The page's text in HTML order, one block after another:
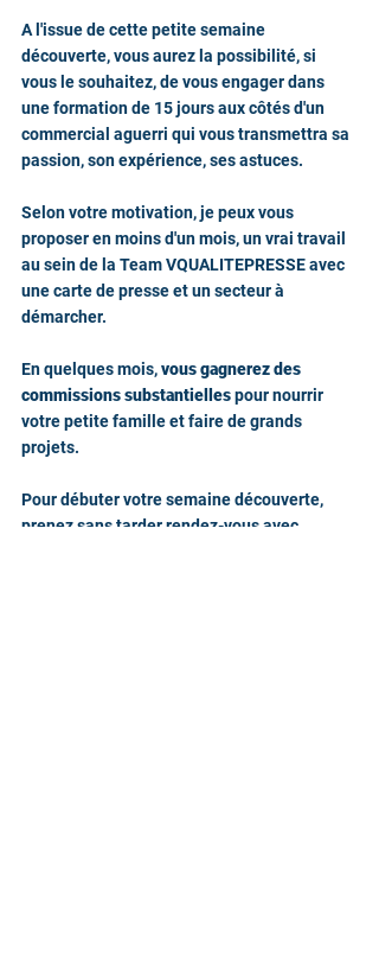
A l'issue de cette petite semaine
découverte, vous aurez la possibilité, si
vous le souhaitez, de vous engager dans
une formation de 15 jours aux côtés d'un
commercial aguerri qui vous transmettra sa
passion, son expérience, ses astuces.
Selon votre motivation, je peux vous
proposer en moins d'un mois, un vrai travail
au sein de la Team VQUALITEPRESSE avec
une carte de presse et un secteur à
démarcher.
En quelques mois, vous gagnerez des
commissions substantielles pour nourrir
votre petite famille et faire de grands
projets.
Pour débuter votre semaine découverte,
prenez sans tarder rendez-vous avec